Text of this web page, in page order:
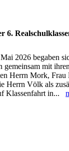
6.
2026 begaben
gemeinsam mit ihren
Herrn Mork, Frau
Herrn Völk als
Klassenfahrt in...